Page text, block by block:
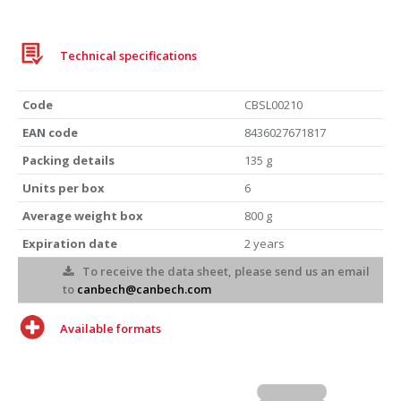
Technical specifications
Code
CBSL00210
EAN code
8436027671817
Packing details
135 g
Units per box
6
Average weight box
800 g
Expiration date
2 years
To receive the data sheet, please send us an email
to canbech@canbech.com
Available formats